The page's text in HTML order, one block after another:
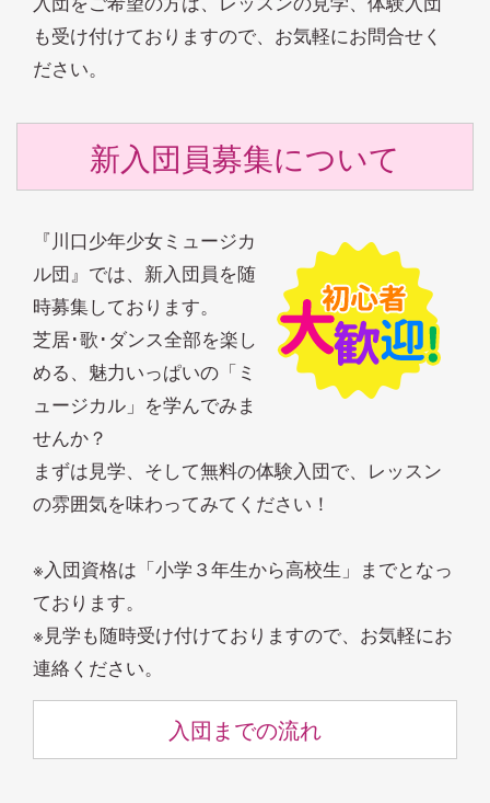
も受け付けておりますので、お気軽にお問合せく
ださい。
新入団員募集について
『川口少年少女ミュージカ
ル団』では、新入団員を随
時募集しております。
芝居･歌･ダンス全部を楽し
める、魅力いっぱいの「ミ
ュージカル」を学んでみま
せんか？
まずは見学、そして無料の体験入団で、レッスン
の雰囲気を味わってみてください！
※入団資格は「小学３年生から高校生」までとなっ
ております。
※見学も随時受け付けておりますので、お気軽にお
連絡ください。
入団までの流れ